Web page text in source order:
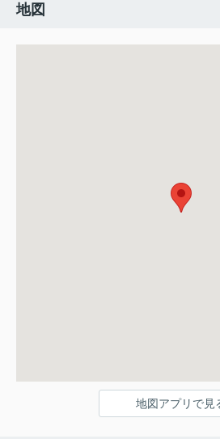
地図
地図アプリで見